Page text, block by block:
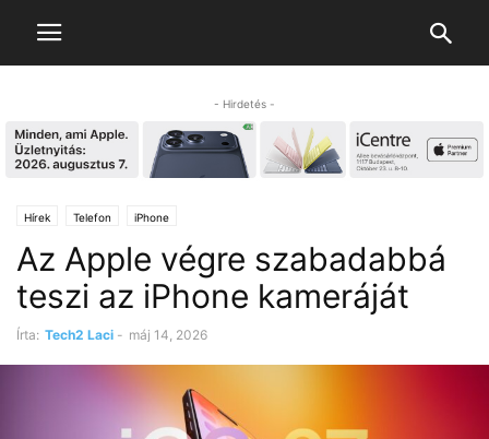
- Hirdetés -
Hírek Telefon iPhone
Az Apple végre szabadabbá
teszi az iPhone kameráját
Írta: Tech2 Laci - máj 14, 2026